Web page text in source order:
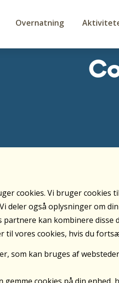
Overnatning
cookies. Vi bruger
deler også oplysninger om
partnere kan kombinere disse
til vores cookies, hvis du
som kan bruges af